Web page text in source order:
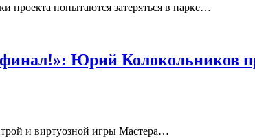
проекта попытаются затеряться в парке…
Юрий Колокольников
и виртуозной игры Мастера…